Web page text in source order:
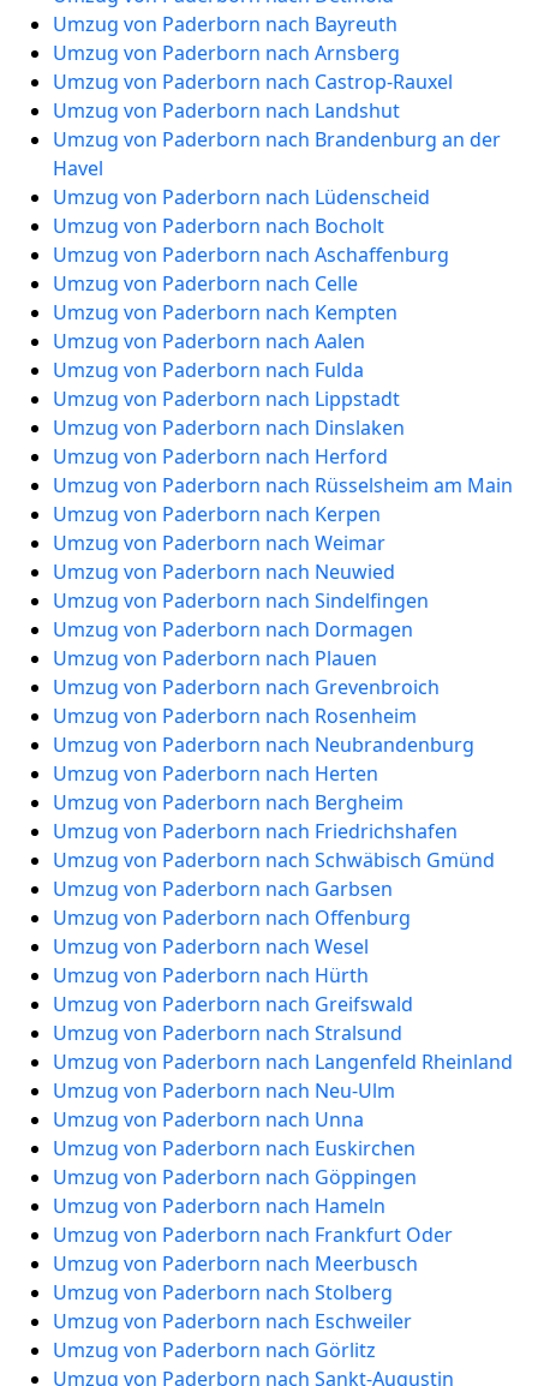
Umzug von Paderborn nach Bayreuth
Umzug von Paderborn nach Arnsberg
Umzug von Paderborn nach Castrop-Rauxel
Umzug von Paderborn nach Landshut
Umzug von Paderborn nach Brandenburg an der
Havel
Umzug von Paderborn nach Lüdenscheid
Umzug von Paderborn nach Bocholt
Umzug von Paderborn nach Aschaffenburg
Umzug von Paderborn nach Celle
Umzug von Paderborn nach Kempten
Umzug von Paderborn nach Aalen
Umzug von Paderborn nach Fulda
Umzug von Paderborn nach Lippstadt
Umzug von Paderborn nach Dinslaken
Umzug von Paderborn nach Herford
Umzug von Paderborn nach Rüsselsheim am Main
Umzug von Paderborn nach Kerpen
Umzug von Paderborn nach Weimar
Umzug von Paderborn nach Neuwied
Umzug von Paderborn nach Sindelfingen
Umzug von Paderborn nach Dormagen
Umzug von Paderborn nach Plauen
Umzug von Paderborn nach Grevenbroich
Umzug von Paderborn nach Rosenheim
Umzug von Paderborn nach Neubrandenburg
Umzug von Paderborn nach Herten
Umzug von Paderborn nach Bergheim
Umzug von Paderborn nach Friedrichshafen
Umzug von Paderborn nach Schwäbisch Gmünd
Umzug von Paderborn nach Garbsen
Umzug von Paderborn nach Offenburg
Umzug von Paderborn nach Wesel
Umzug von Paderborn nach Hürth
Umzug von Paderborn nach Greifswald
Umzug von Paderborn nach Stralsund
Umzug von Paderborn nach Langenfeld Rheinland
Umzug von Paderborn nach Neu-Ulm
Umzug von Paderborn nach Unna
Umzug von Paderborn nach Euskirchen
Umzug von Paderborn nach Göppingen
Umzug von Paderborn nach Hameln
Umzug von Paderborn nach Frankfurt Oder
Umzug von Paderborn nach Meerbusch
Umzug von Paderborn nach Stolberg
Umzug von Paderborn nach Eschweiler
Umzug von Paderborn nach Görlitz
Umzug von Paderborn nach Sankt-Augustin